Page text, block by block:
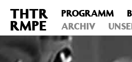
Deprecated : Die Funktion
includes/functions.phpon line6031
THTR
RMPE
PROGRAMM
ARCHIV